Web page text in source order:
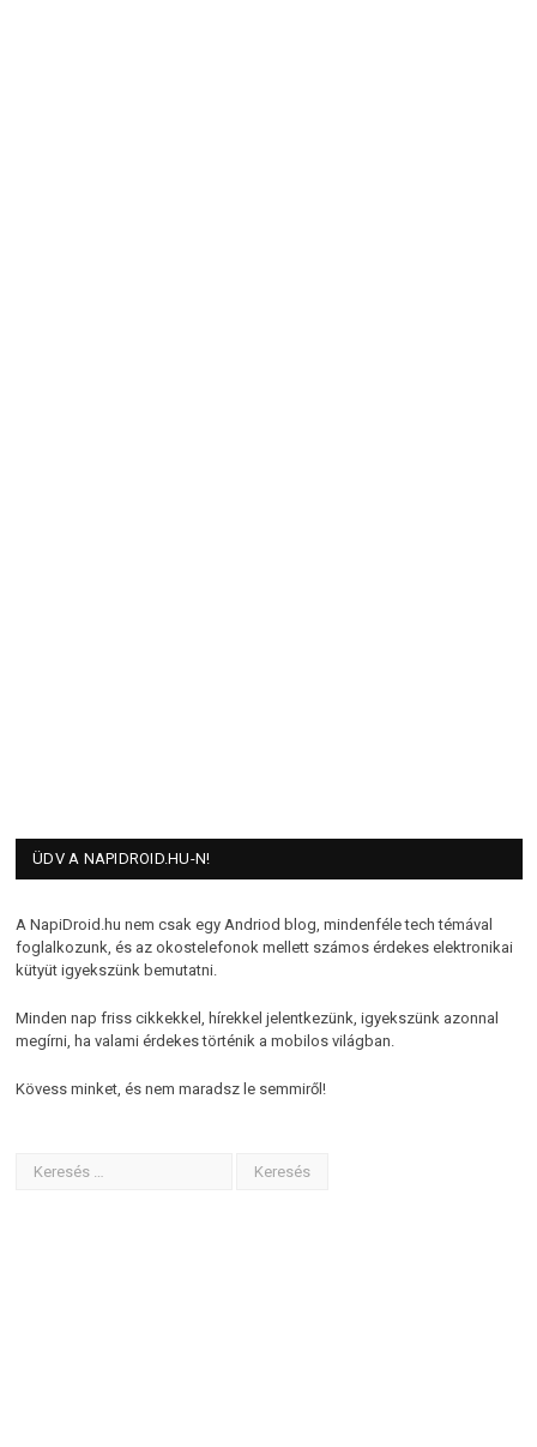
ÜDV A NAPIDROID.HU-N!
A NapiDroid.hu nem csak egy Andriod blog, mindenféle tech témával
foglalkozunk, és az okostelefonok mellett számos érdekes elektronikai
kütyüt igyekszünk bemutatni.
Minden nap friss cikkekkel, hírekkel jelentkezünk, igyekszünk azonnal
megírni, ha valami érdekes történik a mobilos világban.
Kövess minket, és nem maradsz le semmiről!